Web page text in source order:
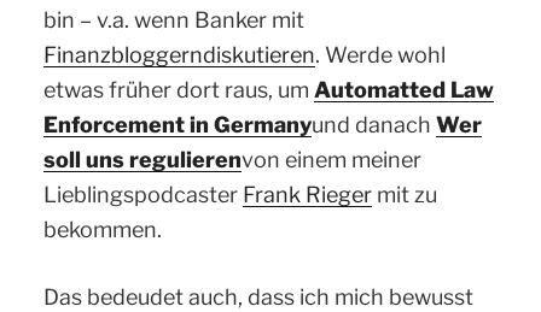
bin – v.a. wenn Banker mit
Finanzbloggerndiskutieren. Werde wohl
etwas früher dort raus, um Automatted Law
Enforcement in Germanyund danach Wer
soll uns regulierenvon einem meiner
Lieblingspodcaster Frank Rieger mit zu
bekommen.
Das bedeudet auch, dass ich mich bewusst